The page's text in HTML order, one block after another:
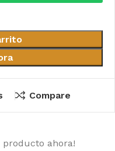
Compare
producto ahora!